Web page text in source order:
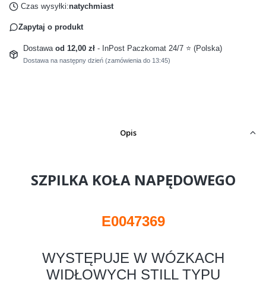
Czas wysyłki:natychmiast
Zapytaj o produkt
Dostawa od 12,00 zł - InPost Paczkomat 24/7 ⭐ (Polska)
Dostawa na następny dzień (zamówienia do 13:45)
Opis
SZPILKA KOŁA NAPĘDOWEGO
E0047369
WYSTĘPUJE W WÓZKACH
WIDŁOWYCH STILL TYPU